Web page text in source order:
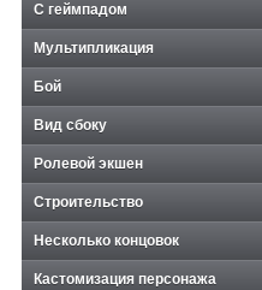
С геймпадом
Мультипликация
Бой
Вид сбоку
Ролевой экшен
Строительство
Несколько концовок
Кастомизация персонажа